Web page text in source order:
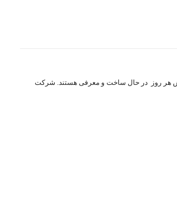
هر روز در حال ساخت و معرفی هستند. شرکت